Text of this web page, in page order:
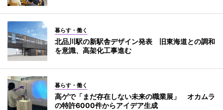
暮らす・働く
北品川駅の新駅舎デザイン発表 旧東海道との調和
を意識、高架化工事進む
暮らす・働く
高ゲで「まだ存在しない未来の職業展」 オカムラ
の特許6000件からアイデア生成